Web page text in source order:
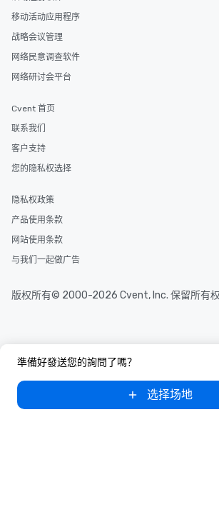
durations. Our shortest tour is about
incentives.
準備好發送您的詢問了嗎？
选择场地
移动活动应用程序
战略会议管理
网络民意调查软件
网络研讨会平台
Cvent 首页
联系我们
客户支持
您的隐私权选择
隐私权政策
产品使用条款
网站使用条款
与我们一起做广告
版权所有© 2000-2026 Cvent, Inc. 保留所有